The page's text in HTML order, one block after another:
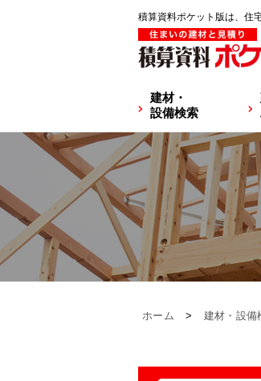
積算資料ポケット版は、住
建材・
設備検索
ホーム > 建材・設備